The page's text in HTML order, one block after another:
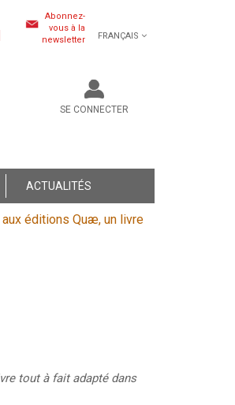
Abonnez-
vous à la
newsletter
FRANÇAIS
SE CONNECTER
ACTUALITÉS
éditions Quæ, un livre
tout à fait adapté dans